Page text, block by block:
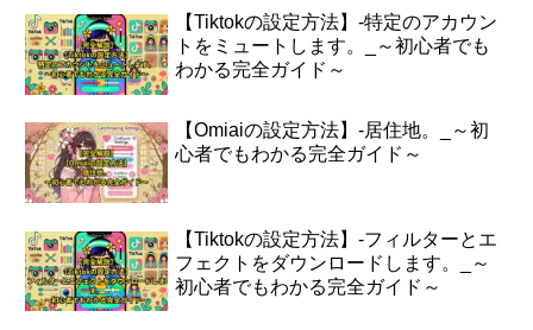
【Tiktokの設定方法】-特定のアカウン
トをミュートします。_～初心者でも
わかる完全ガイド～
【Omiaiの設定方法】-居住地。_～初
心者でもわかる完全ガイド～
【Tiktokの設定方法】-フィルターとエ
フェクトをダウンロードします。_～
初心者でもわかる完全ガイド～